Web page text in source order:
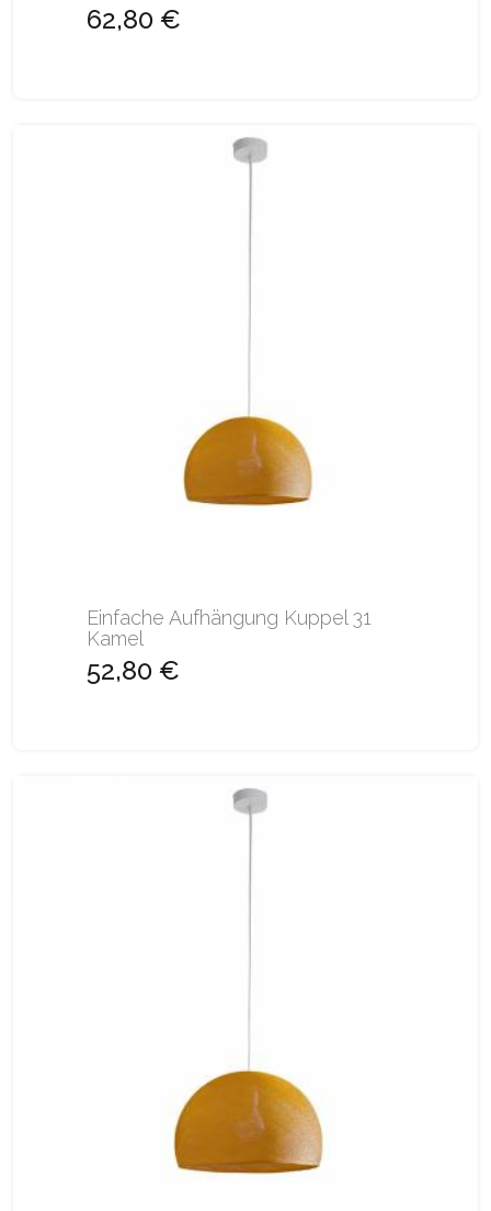
62,80 €
Einfache Aufhängung Kuppel 31
Kamel
52,80 €